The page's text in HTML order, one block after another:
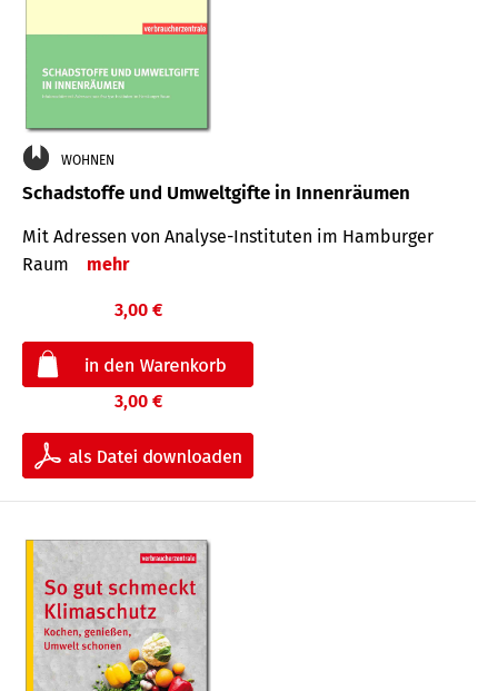
WOHNEN
Schadstoffe und Umweltgifte in Innenräumen
Mit Adressen von Analyse-Insti­tuten im Hamburger
Raum
mehr
3,00 €
3,00 €